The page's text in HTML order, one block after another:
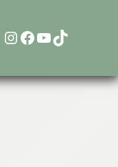
Link zur Instagram Seite von Hundeschule Kämmerling
Link zur Facebook Seite von Hundeschule Kämmerling
Link zum Youtube Kanal von Hundeschule
TikTok